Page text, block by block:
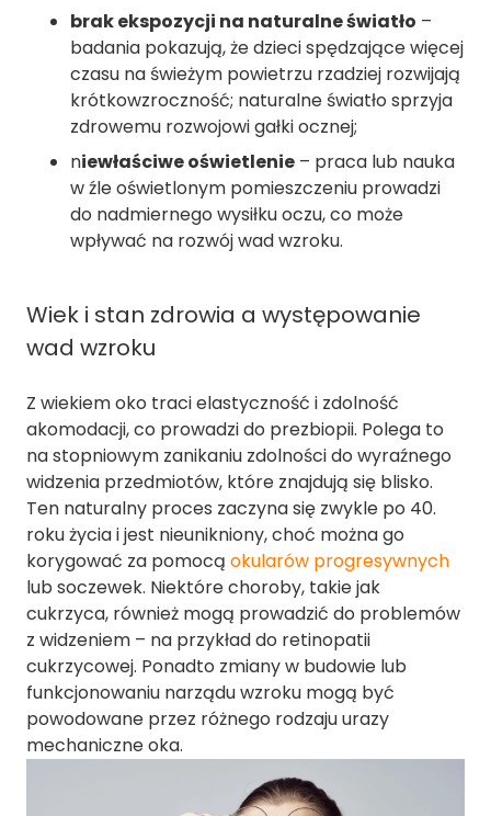
brak ekspozycji na naturalne światło –
badania pokazują, że dzieci spędzające więcej
czasu na świeżym powietrzu rzadziej rozwijają
krótkowzroczność; naturalne światło sprzyja
zdrowemu rozwojowi gałki ocznej;
niewłaściwe oświetlenie – praca lub nauka
w źle oświetlonym pomieszczeniu prowadzi
do nadmiernego wysiłku oczu, co może
wpływać na rozwój wad wzroku.
Wiek i stan zdrowia a występowanie
wad wzroku
Z wiekiem oko traci elastyczność i zdolność
akomodacji, co prowadzi do prezbiopii. Polega to
na stopniowym zanikaniu zdolności do wyraźnego
widzenia przedmiotów, które znajdują się blisko.
Ten naturalny proces zaczyna się zwykle po 40.
roku życia i jest nieunikniony, choć można go
korygować za pomocą okularów progresywnych
lub soczewek. Niektóre choroby, takie jak
cukrzyca, również mogą prowadzić do problemów
z widzeniem – na przykład do retinopatii
cukrzycowej. Ponadto zmiany w budowie lub
funkcjonowaniu narządu wzroku mogą być
powodowane przez różnego rodzaju urazy
mechaniczne oka.